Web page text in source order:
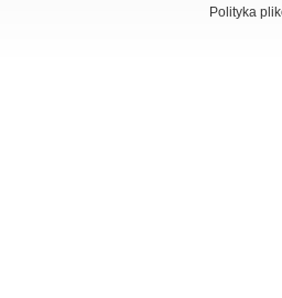
Polityka